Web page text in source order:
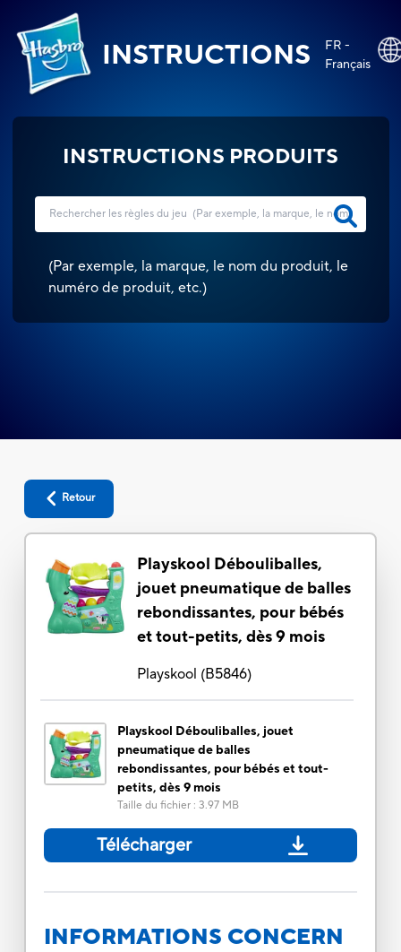
INSTRUCTIONS
FR -
Français
INSTRUCTIONS PRODUITS
(Par exemple, la marque, le nom du produit, le
numéro de produit, etc.)
Retour
Playskool Débouliballes,
jouet pneumatique de balles
rebondissantes, pour bébés
et tout-petits, dès 9 mois
Playskool (B5846)
Playskool Débouliballes, jouet
pneumatique de balles
rebondissantes, pour bébés et tout-
petits, dès 9 mois
Taille du fichier: 3.97 MB
Télécharger
INFORMATIONS CONCERN